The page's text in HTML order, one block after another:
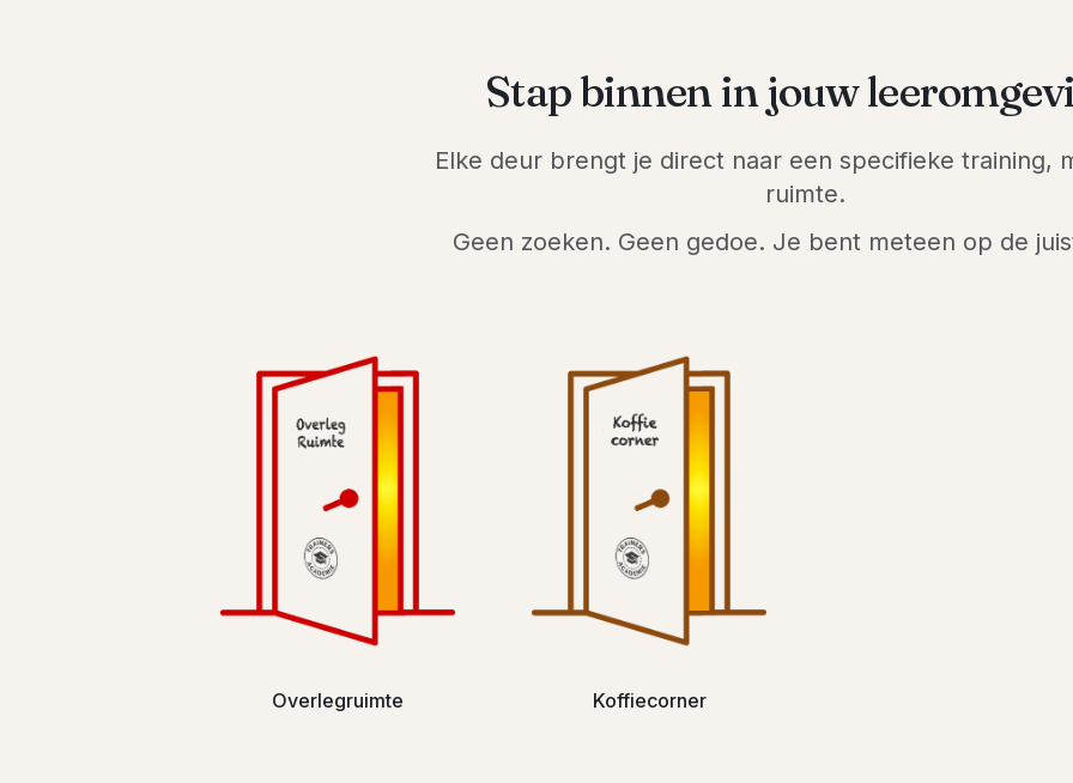
Stap binnen in jouw
Elke deur brengt je direct naar een specifieke training,
ruimte.
Geen zoeken. Geen gedoe. Je bent meteen op de
Overlegruimte Koffiecorner